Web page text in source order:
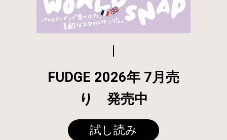
FUDGE 2026年 7月売
り 発売中
試し読み